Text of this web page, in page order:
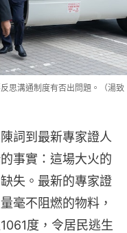
思溝通制度有否出問題。（湯致
詞到最新專家證人
事實：這場大火的
失。最新的專家證
毫不阻燃的物料，
度，令居民逃生